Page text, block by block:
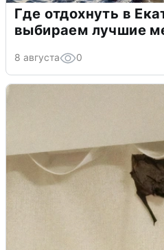
Где отдохнуть в
выбираем лучшие
8 августа 0